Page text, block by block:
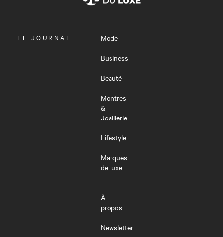
OUVRIR
LE JOURNAL
Mode
Business
Beauté
Montres
&
Joaillerie
Lifestyle
Marques
de luxe
À
propos
Newsletter